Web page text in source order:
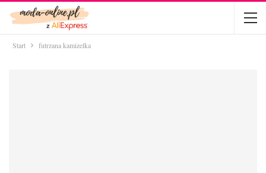
Start futrzana kamizelka